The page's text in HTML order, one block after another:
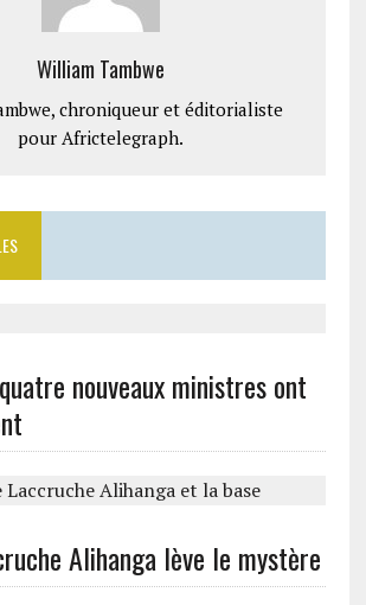
William Tambwe
chroniqueur et éditorialiste
pour Africtelegraph.
nouveaux ministres ont
Alihanga lève le mystère